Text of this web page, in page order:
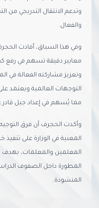
وتدعم الانتقال التدريجي من
والفعال.
وفي هذا السياق، أفادت
معايير دقيقة تسهم في رفع
وتعزيز مشاركته الفعالة في
مما يُسهم في إعداد جيل قادر
وأكدت الحجرف أن فرق
المعنية في الوزارة على
المعلمين والمعلمات، بهدف
المطورة داخل الصفوف
المنشودة.